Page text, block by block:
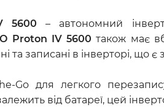
5600 – автономний
Proton IV 5600також має
та записані в інверторі, що
Go для легкого
від батареї, цей